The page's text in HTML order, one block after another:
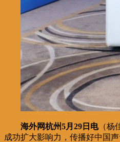
海外网杭州5月29日电（杨
成功扩大影响力，传播好中国